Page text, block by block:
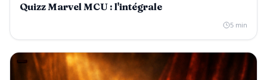
Quizz Marvel MCU : l'intégrale
5 min